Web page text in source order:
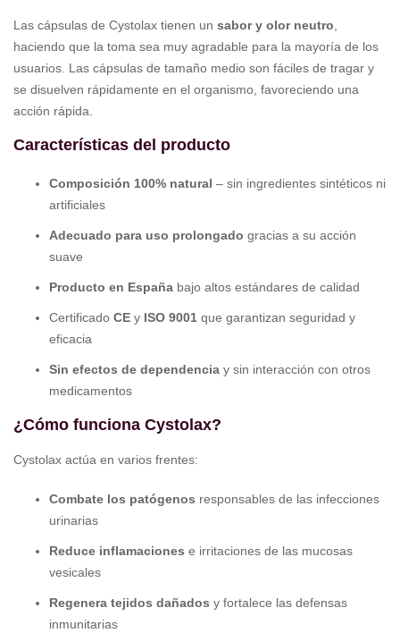
Las cápsulas de Cystolax tienen un sabor y olor neutro
haciendo que la toma sea muy agradable para la mayoría de los
usuarios. Las cápsulas de tamaño medio son fáciles de tragar y
se disuelven rápidamente en el organismo, favoreciendo una
acción rápida.
Características del producto
Composición 100% natural – sin ingredientes sintéticos ni
artificiales
Adecuado para uso prolongado gracias a su acción
suave
Producto en España bajo altos estándares de calidad
Certificado CE y ISO 9001 que garantizan seguridad y
eficacia
Sin efectos de dependencia y sin interacción con otros
medicamentos
¿Cómo funciona Cystolax?
Cystolax actúa en varios frentes:
Combate los patógenos responsables de las infecciones
urinarias
Reduce inflamaciones e irritaciones de las mucosas
vesicales
Regenera tejidos dañados y fortalece las defensas
inmunitarias